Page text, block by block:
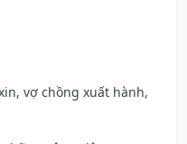
vợ chồng xuất hành,